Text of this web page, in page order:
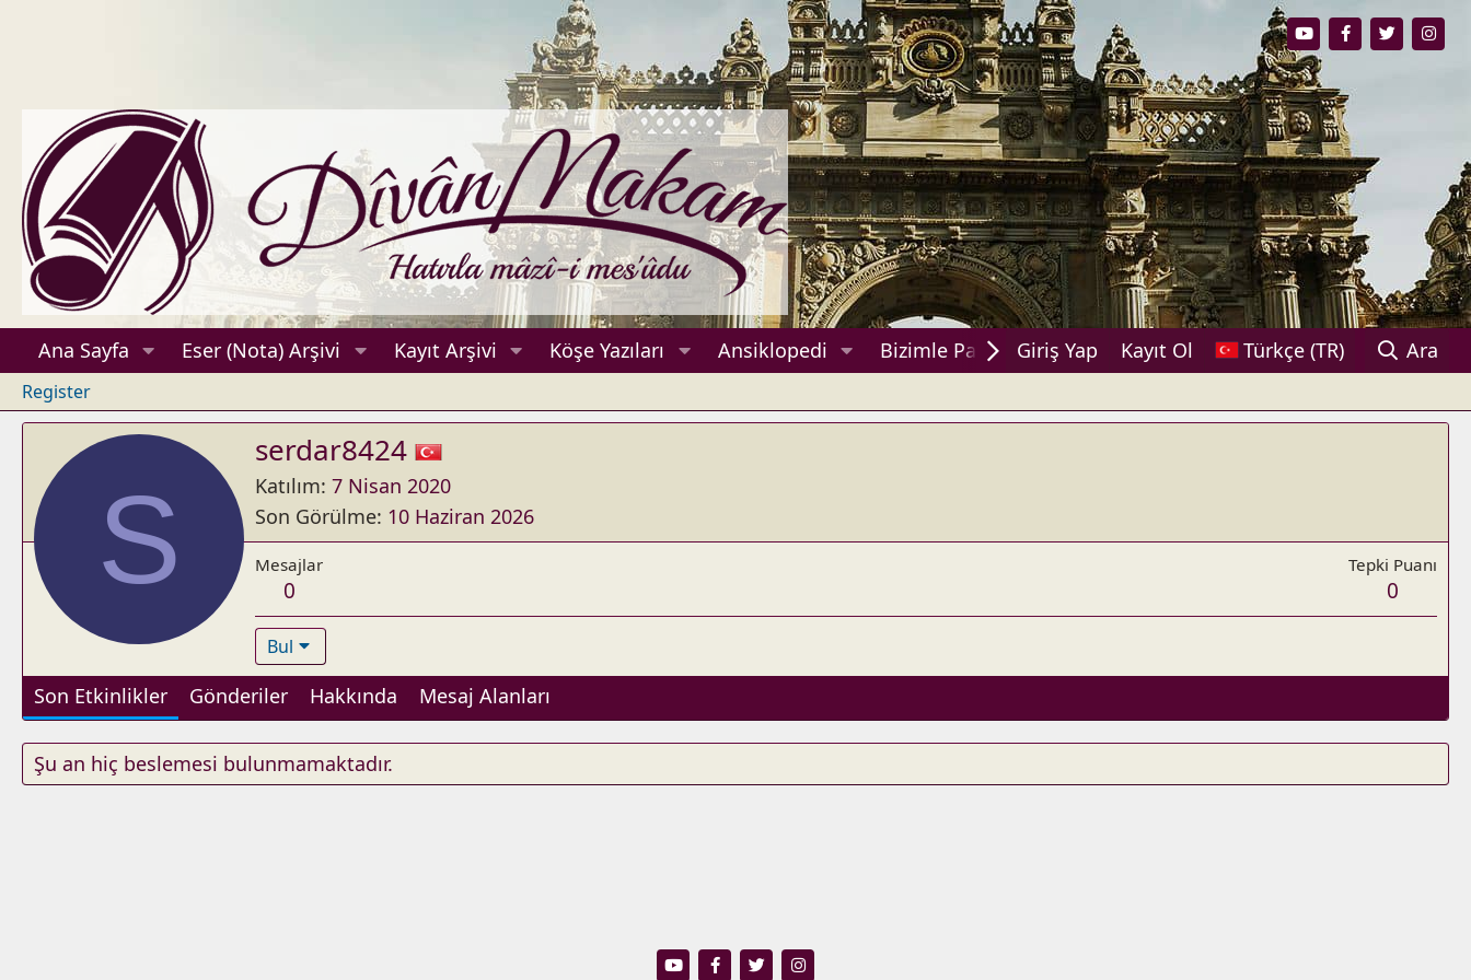
Ana Sayfa Eser (Nota) Arşivi Kayıt Arşivi Köşe Yazıları Ansiklopedi Bizimle Paylaşın!Giriş Yap Kayıt Ol Türkçe (TR) Ara
Register
S
serdar8424
Katılım 7 Nisan 2020
Son Görülme 10 Haziran 2026
Mesajlar
0
Tepki Puanı
0
Bul
Son Etkinlikler Gönderiler Hakkında Mesaj Alanları
Şu an hiç beslemesi bulunmamaktadır.